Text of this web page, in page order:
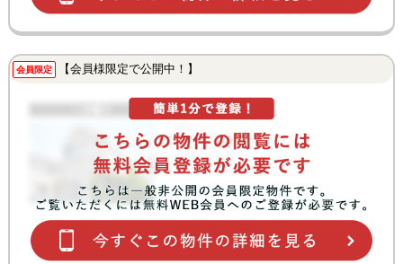
会員限定 【会員様限定で公開中！】